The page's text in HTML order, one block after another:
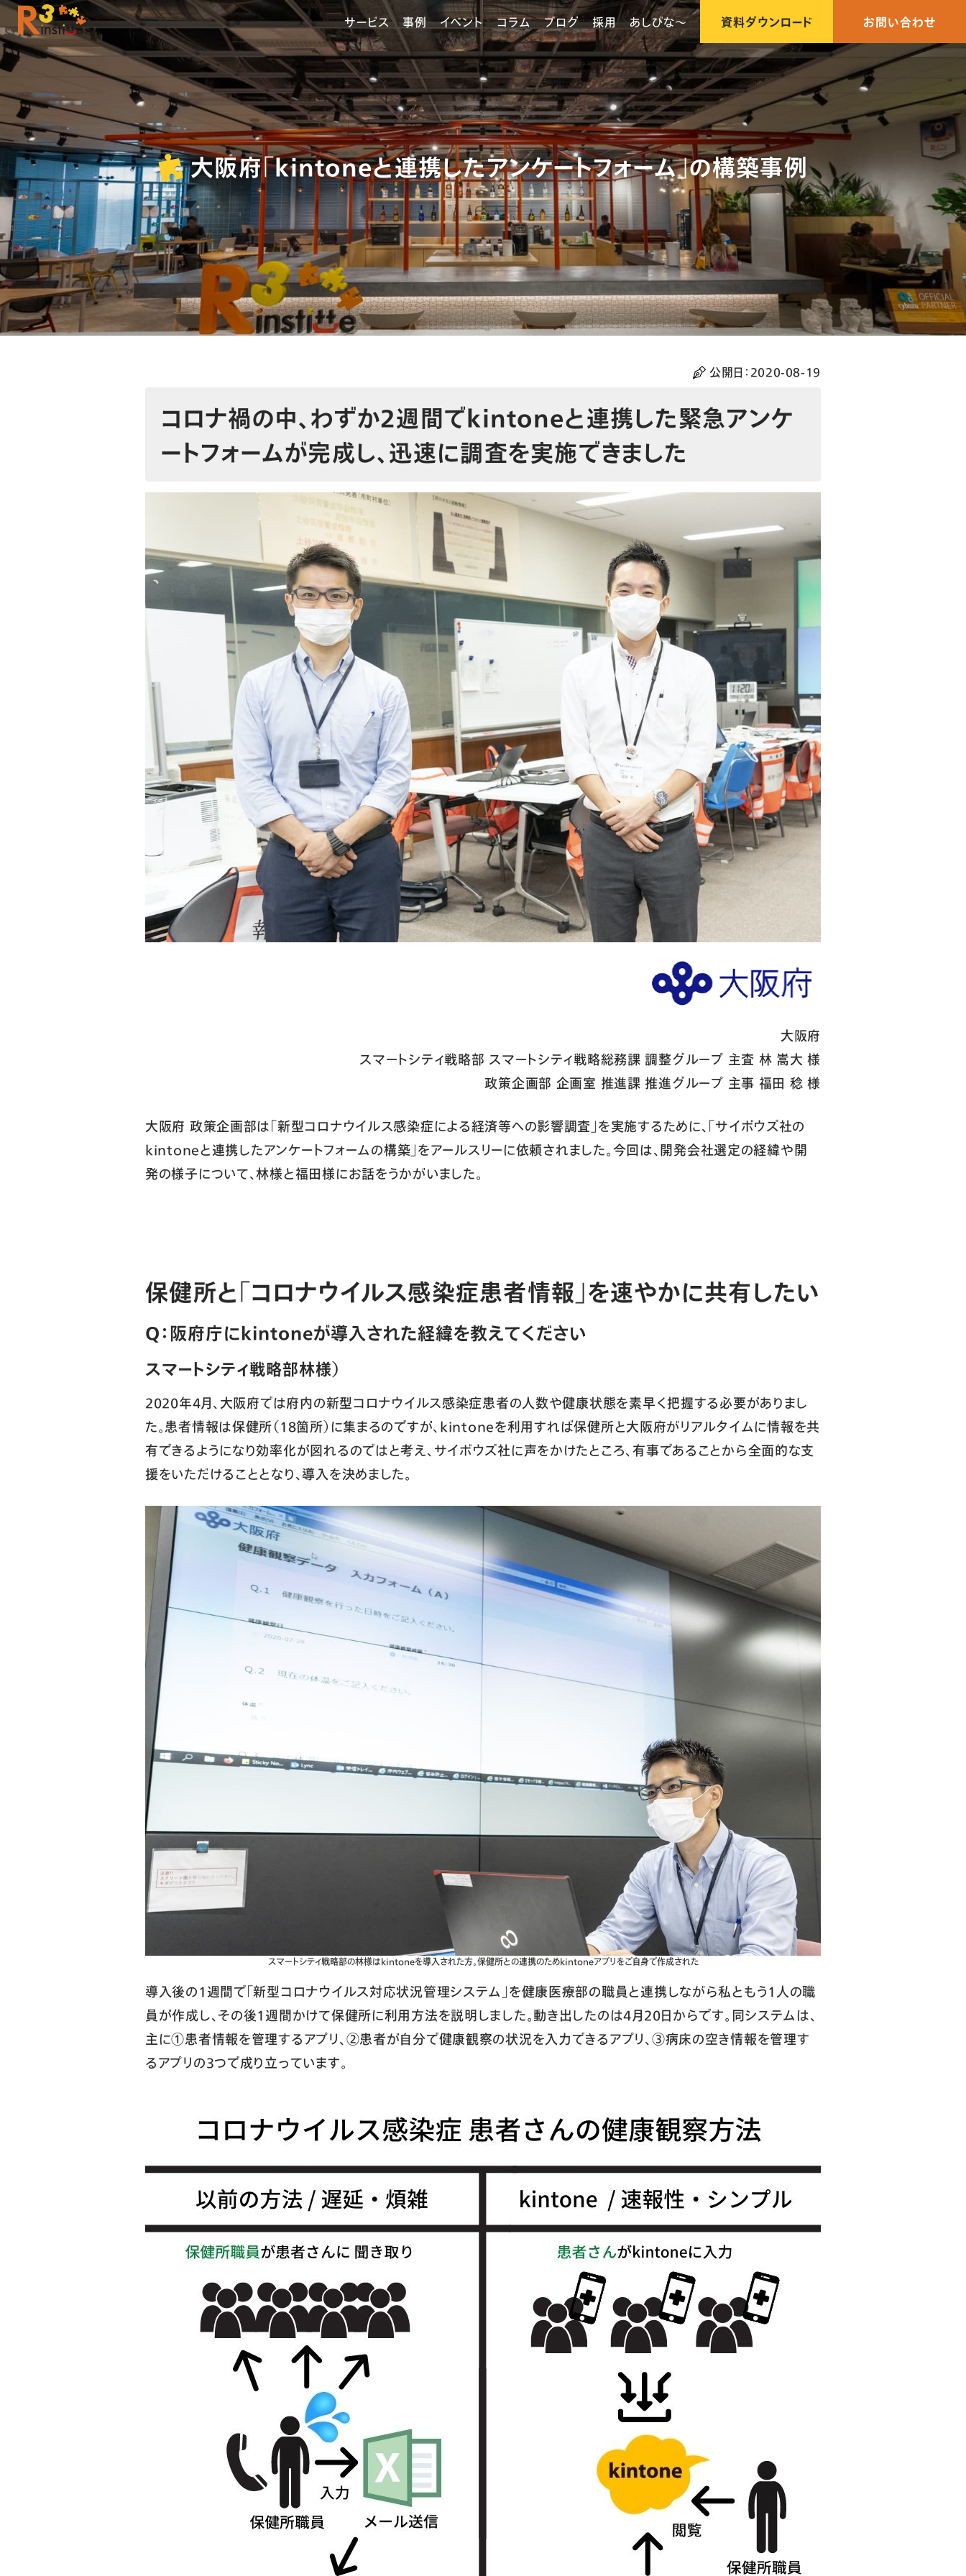
サービス 事例 イベント コラム ブログ 採用 あしびな〜 資料ダウンロード お問い合わせ
大阪府「kintoneと連携したアンケートフォーム」の構築事例
公開日： 2020-08-19
コロナ禍の中、わずか2週間でkintoneと連携した緊急アンケ
ートフォームが完成し、迅速に調査を実施できました
大阪府
スマートシティ戦略部 スマートシティ戦略総務課 調整グループ 主査 林 嵩大 様
政策企画部 企画室 推進課 推進グループ 主事 福田 稔 様
大阪府 政策企画部は「新型コロナウイルス感染症による経済等への影響調査」を実施するために、「サイボウズ社の
kintoneと連携したアンケートフォームの構築」をアールスリーに依頼されました。今回は、開発会社選定の経緯や開
発の様子について、林様と福田様にお話をうかがいました。
保健所と「コロナウイルス感染症患者情報」を速やかに共有したい
Q：阪府庁にkintoneが導入された経緯を教えてください
スマートシティ戦略部林様）
2020年4月、大阪府では府内の新型コロナウイルス感染症患者の人数や健康状態を素早く把握する必要がありまし
た。患者情報は保健所（18箇所）に集まるのですが、kintoneを利用すれば保健所と大阪府がリアルタイムに情報を共
有できるようになり効率化が図れるのではと考え、サイボウズ社に声をかけたところ、有事であることから全面的な支
援をいただけることとなり、導入を決めました。
スマートシティ戦略部の林様はkintoneを導入された方。保健所との連携のためkintoneアプリをご自身で作成された
導入後の1週間で「新型コロナウイルス対応状況管理システム」を健康医療部の職員と連携しながら私ともう1人の職
員が作成し、その後1週間かけて保健所に利用方法を説明しました。動き出したのは4月20日からです。同システムは、
主に①患者情報を管理するアプリ、②患者が自分で健康観察の状況を入力できるアプリ、③病床の空き情報を管理す
るアプリの3つで成り立っています。